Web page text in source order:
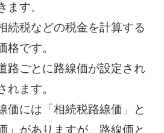
ます。
続税などの税金を計算する
格です。
路ごとに路線価が設定され
れます。
価には「相続税路線価」と
」がありますが、路線価と